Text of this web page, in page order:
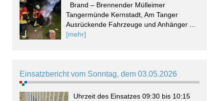
Brand – Brennender Mülleimer
Tangermünde Kernstadt, Am Tanger
Ausrückende Fahrzeuge und Anhänger ...
[mehr]
Einsatzbericht vom Sonntag, dem 03.05.2026
Uhrzeit des Einsatzes 09:30 bis 10:15